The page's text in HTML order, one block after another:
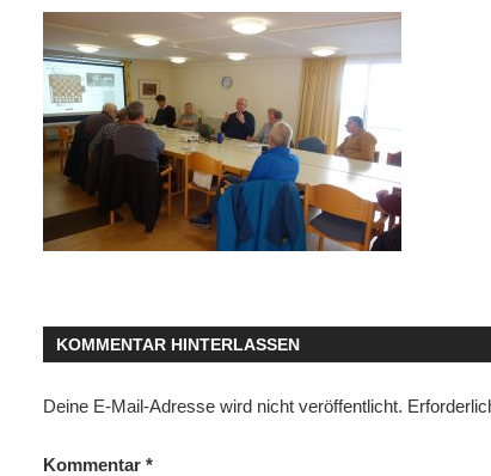
KOMMENTAR HINTERLASSEN
Deine E-Mail-Adresse wird nicht veröffentlicht.
Kommentar*